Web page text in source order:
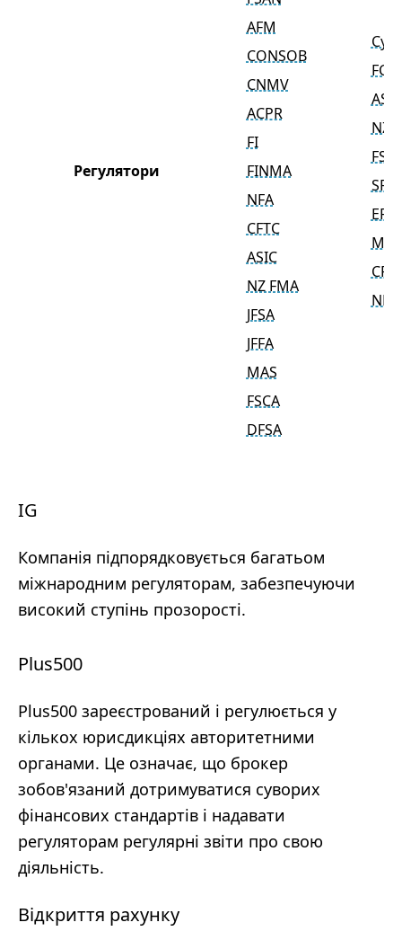
Регулятори
AFM
CONSOB
CNMV
ACPR
FI
FINMA
NFA
CFTC
ASIC
NZ FMA
JFSA
JFFA
MAS
FSCA
DFSA
FCA
ASIC
NZ
MAS
NFA
IG
Компанія підпорядковується багатьом
міжнародним регуляторам, забезпечуючи
високий ступінь прозорості.
Plus500
Plus500 зареєстрований і регулюється у
кількох юрисдикціях авторитетними
органами. Це означає, що брокер
зобов'язаний дотримуватися суворих
фінансових стандартів і надавати
регуляторам регулярні звіти про свою
діяльність.
Відкриття рахунку